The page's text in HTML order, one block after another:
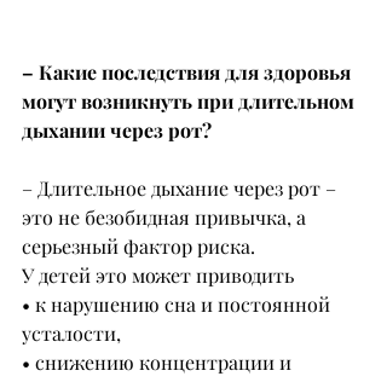
– Какие последствия для здоровья
могут возникнуть при длительном
дыхании через рот?
– Длительное дыхание через рот –
это не безобидная привычка, а
серьезный фактор риска.
У детей это может приводить
• к нарушению сна и постоянной
усталости,
• снижению концентрации и